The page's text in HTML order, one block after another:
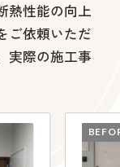
熱性能の向上
ご依頼いただ
実際の施工事